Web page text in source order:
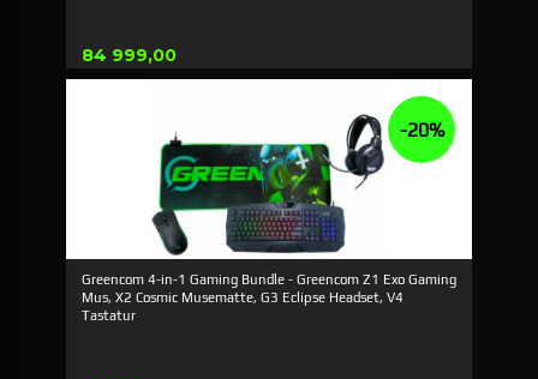
Pris
84 999,00
Greencom 4-in-1 Gaming Bundle - Greencom Z1 Exo Gaming
Mus, X2 Cosmic Musematte, G3 Eclipse Headset, V4
Tastatur
-20%